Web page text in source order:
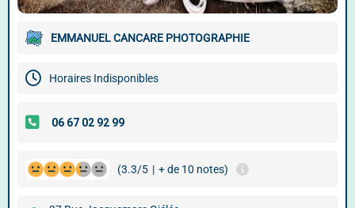
EMMANUEL CANCARE PHOTOGRAPHIE
Horaires Indisponibles
(3.3/5 | + de 10 notes)